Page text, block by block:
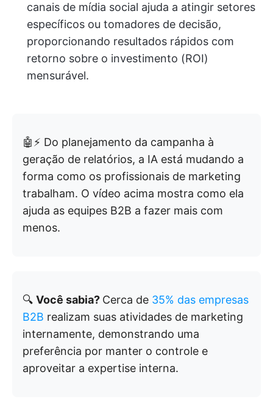
canais de mídia social ajuda a atingir setores
específicos ou tomadores de decisão,
proporcionando resultados rápidos com
retorno sobre o investimento (ROI)
mensurável.
🤖⚡ Do planejamento da campanha à
geração de relatórios, a IA está mudando a
forma como os profissionais de marketing
trabalham. O vídeo acima mostra como ela
ajuda as equipes B2B a fazer mais com
menos.
🔍 Você sabia? Cerca de 35% das empresas
B2B realizam suas atividades de marketing
internamente, demonstrando uma
preferência por manter o controle e
aproveitar a expertise interna.